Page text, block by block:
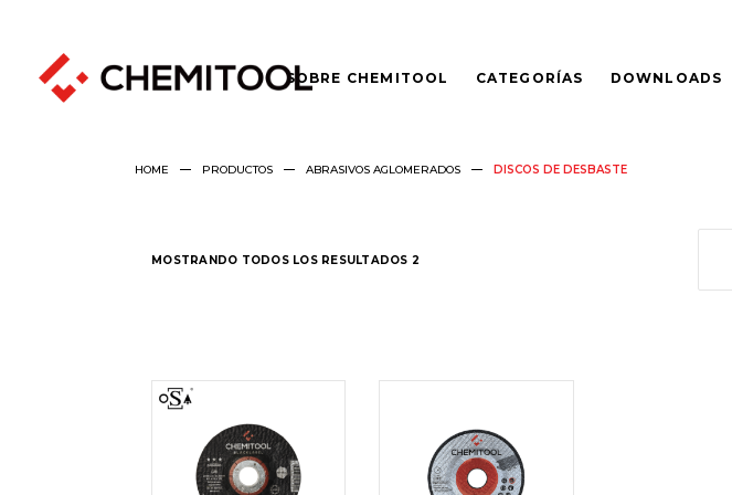
SOBRE CHEMITOOL CATEGORÍAS DOWNLOADS
HOME PRODUCTOS ABRASIVOS AGLOMERADOS DISCOS DE DESBASTE
MOSTRANDO TODOS LOS RESULTADOS 2
LEER
LEER